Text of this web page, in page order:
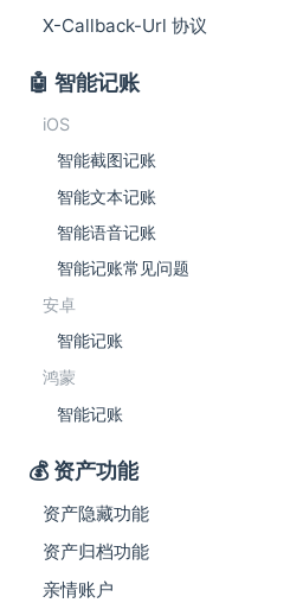
X-Callback-Url 协议
🤖️ 智能记账
iOS
智能截图记账
智能文本记账
智能语音记账
智能记账常见问题
安卓
智能记账
鸿蒙
智能记账
💰 资产功能
资产隐藏功能
资产归档功能
亲情账户